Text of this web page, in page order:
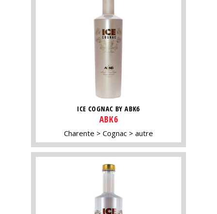
ICE COGNAC BY ABK6
ABK6
Charente Cognac autre